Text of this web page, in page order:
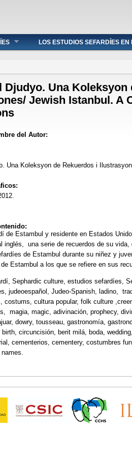
LOS ESTUDIOS SEFARDÍES EN
usted aquí
Djudyo. Una Koleksyon
Jewish Istanbul. A
del Autor:
Una Koleksyon de Rekuerdos i
de Estambul y residente en Estados
inglés, una serie de recuerdos de su
de Estambul durante su niñez y
Estambul a los que se refiere en sus
Sephardic culture, estudios sefardíes,
judeoespañol, Judeo-Spanish, ladino,
costums, cultura popular, folk culture
magia, magic, adivinación, prophecy,
dowry, tousseau, gastronomía,
circuncisión, berit milá, boda,
cementerios, cementery, costumbres